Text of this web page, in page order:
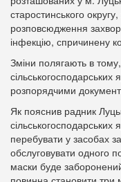
старостинського
розповсюдження
інфекцію, спричинену
Зміни полягають в
сільськогосподарських
розпорядчими
Як пояснив радник
сільськогосподарських
перебувати у засобах
обслуговувати одного
маски буде